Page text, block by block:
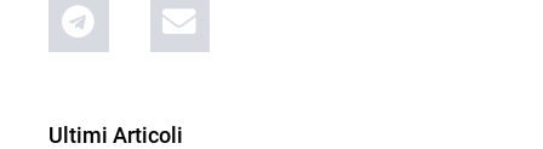
Ultimi Articoli